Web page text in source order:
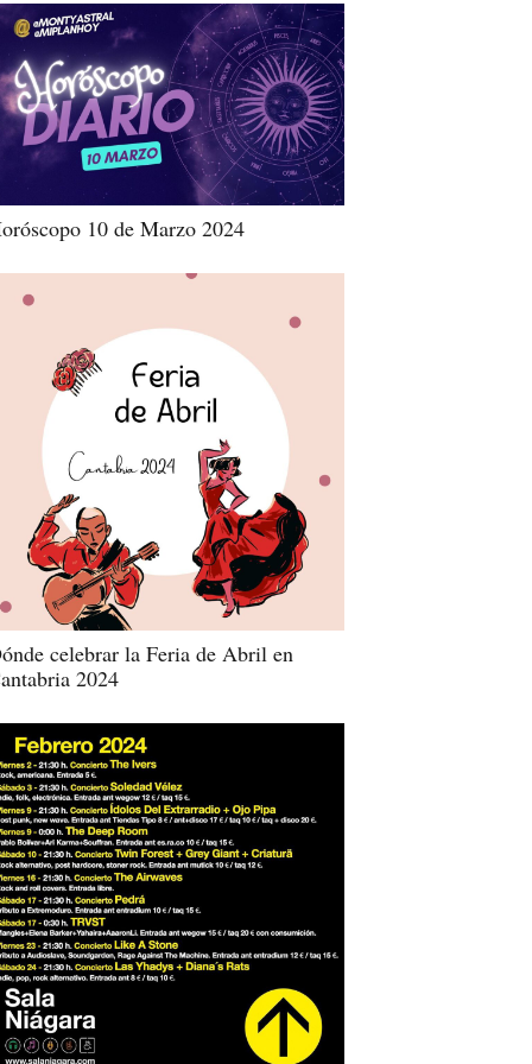
10 de Marzo 2024
celebrar la Feria de Abril en
2024